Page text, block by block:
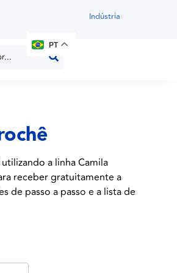
Indústria
PT
a linha Camila
receber gratuitamente a
de passo a passo e a lista de